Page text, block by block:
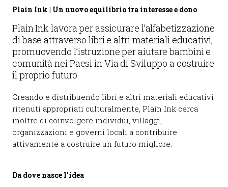
Plain Ink | Un nuovo equilibrio tra interesse e dono
Plain Ink lavora per assicurare l’alfabetizzazione
di base attraverso libri e altri materiali educativi,
promuovendo l’istruzione per aiutare bambini e
comunità nei Paesi in Via di Sviluppo a costruire
il proprio futuro.
Creando e distribuendo libri e altri materiali educativi
ritenuti appropriati culturalmente, Plain Ink cerca
inoltre di coinvolgere individui, villaggi,
organizzazioni e governi locali a contribuire
attivamente a costruire un futuro migliore.
Da dove nasce l'idea